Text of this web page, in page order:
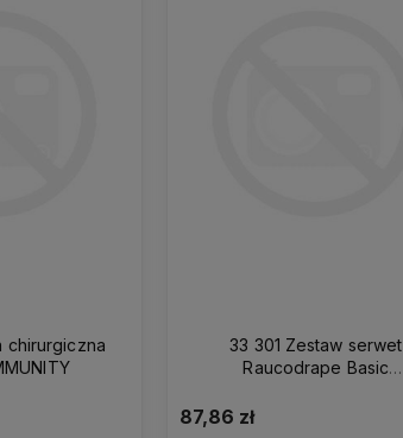
chirurgiczna
33 301 Zestaw serwet
Raucodrape Basic
87,86 zł